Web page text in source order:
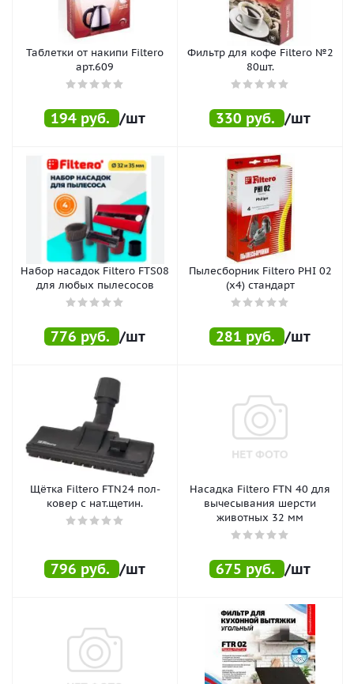
Таблетки от накипи Filtero
арт.609
194 руб. /шт
Фильтр для кофе Filtero №2
80шт.
330 руб. /шт
Набор насадок Filtero FTS08
для любых пылесосов
776 руб. /шт
Пылесборник Filtero PHI 02
(x4) стандарт
281 руб. /шт
Щётка Filtero FTN24 пол-
ковер с нат.щетин.
796 руб. /шт
Насадка Filtero FTN 40 для
вычесывания шерсти
животных 32 мм
675 руб. /шт